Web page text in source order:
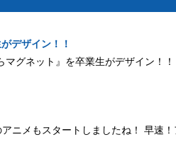
デザイン！！
グネット』を卒業生がデザイン！
ニメもスタートしましたね！ 早速！